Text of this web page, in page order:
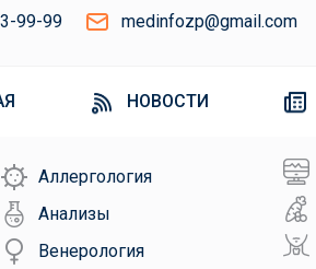
99-99 medinfozp@gmail.com
НОВОСТИ
Аллергология
Анализы
Венерология